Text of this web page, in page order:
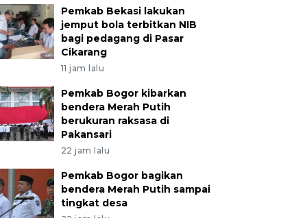
Pemkab Bekasi lakukan
jemput bola terbitkan NIB
bagi pedagang di Pasar
Cikarang
11 jam lalu
Pemkab Bogor kibarkan
bendera Merah Putih
berukuran raksasa di
Pakansari
22 jam lalu
Pemkab Bogor bagikan
bendera Merah Putih sampai
tingkat desa